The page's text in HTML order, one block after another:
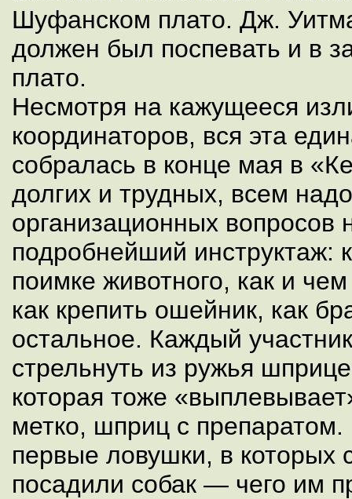
Шуфанском плато. Дж.
должен был поспевать и в
плато.
Несмотря на кажущееся
координаторов, вся эта
собралась в конце мая в
долгих и трудных, всем
организационных вопросов
подробнейший инструктаж:
поимке животного, как и
как крепить ошейник, как
остальное. Каждый
стрельнуть из ружья
которая тоже
метко, шприц с
первые ловушки, в которых
посадили собак — чего им